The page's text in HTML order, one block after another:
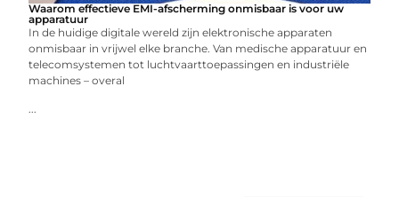
Waarom effectieve EMI-afscherming onmisbaar is voor uw
apparatuur
In de huidige digitale wereld zijn elektronische apparaten
onmisbaar in vrijwel elke branche. Van medische apparatuur en
telecomsystemen tot luchtvaarttoepassingen en industriële
machines – overal
...